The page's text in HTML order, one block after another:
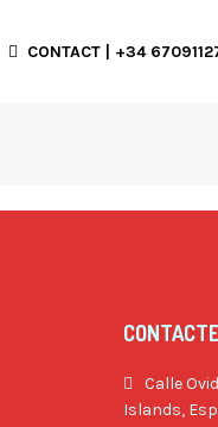
CONTACT | +34
Calle
Islands,